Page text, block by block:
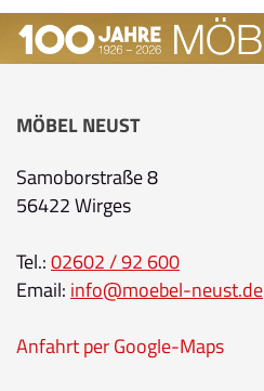
MÖBEL NEUST
Samoborstraße 8
56422 Wirges
Tel.:02602 / 92 600
Email: info@moebel-neust.de
Anfahrt per Google-Maps